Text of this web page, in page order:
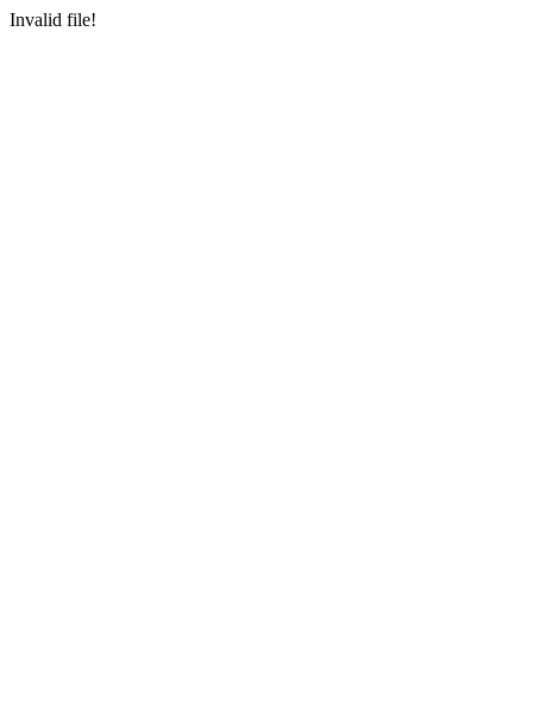
Invalid file!